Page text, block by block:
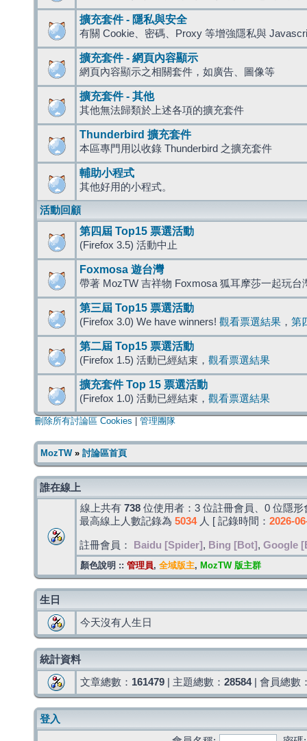
擴充套件 - 隱私與安全
有關 Cookie、密碼、Proxy 等增強隱私與
擴充套件 - 網頁內容顯示
網頁內容顯示之相關套件，如廣告、圖像等
擴充套件 - 其他
其他無法歸類於上述各項的擴充套件
Thunderbird 擴充套件
本區專門用以收錄 Thunderbird 之擴充套件
輔助小程式
其他好用的小程式。
活動回顧
第四屆 Top15 票選活動
(Firefox 3.5) 活動中止
Foxmosa 遊台灣
帶著 MozTW 吉祥物 Foxmosa 狐耳摩莎一起玩台
第三屆 Top15 票選活動
(Firefox 3.0) We have winners! 觀看票選結果 ， 第
第二屆 Top15 票選活動
(Firefox 1.5) 活動已經結束， 觀看票選結果
擴充套件 Top 15 票選活動
(Firefox 1.0) 活動已經結束， 觀看票選結果
刪除所有討論區 Cookies 管理團隊
MozTW» 討論區首頁
誰在線上
線上共有 738 位使用者：3 位註冊會員、0 位隱
最高線上人數記錄為 5034人 [ 記錄時間： 2026-
註冊會員： Baidu [Spider] , Bing [Bot] , Google
顏色說明 :: 管理員, 全域版主, MozTW 版主群
生日
今天沒有人生日
統計資料
文章總數： 161479 | 主題總數： 28584| 會員總數
登入